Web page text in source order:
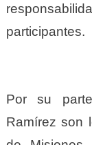
participantes.
Por su
Ramírez son